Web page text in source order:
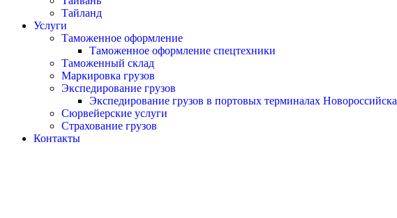
Тайланд
Услуги
Таможенное оформление
Таможенное оформление спецтехники
Таможенный склад
Маркировка грузов
Экспедирование грузов
Экспедирование грузов в портовых терминалах Новороссийска
Сюрвейерские услуги
Страхование грузов
Контакты